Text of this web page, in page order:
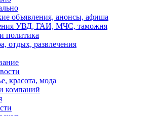
объявления, анонсы, афиша
УВД, ГАИ, МЧС, таможня
политика
отдых, развлечения
красота, мода
компаний